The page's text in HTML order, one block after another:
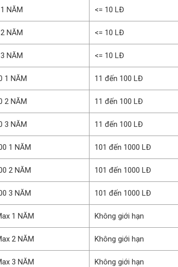
NĂM <= 10 LĐ
NĂM <= 10 LĐ
NĂM <= 10 LĐ
1 NĂM 11 đến 100 LĐ
2 NĂM 11 đến 100 LĐ
3 NĂM 11 đến 100 LĐ
1 NĂM 101 đến 1000 LĐ
2 NĂM 101 đến 1000 LĐ
3 NĂM 101 đến 1000 LĐ
1 NĂM Không giới hạn
2 NĂM Không giới hạn
3 NĂM Không giới hạn